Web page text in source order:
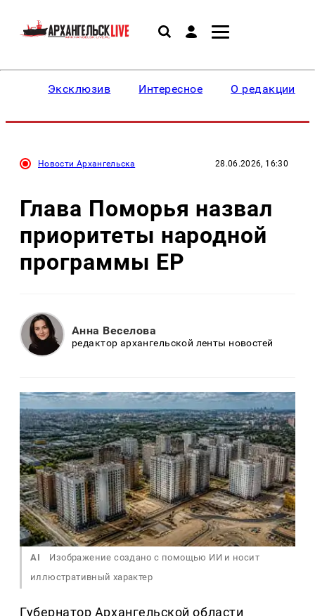
Эксклюзив Интересное О редакции
Новости Архангельска 28.06.2026, 16:30
Глава Поморья назвал
приоритеты народной
программы ЕР
Анна Веселова
редактор архангельской ленты новостей
AI
Изображение создано с помощью ИИ и носит
иллюстративный характер
Губернатор Архангельской области